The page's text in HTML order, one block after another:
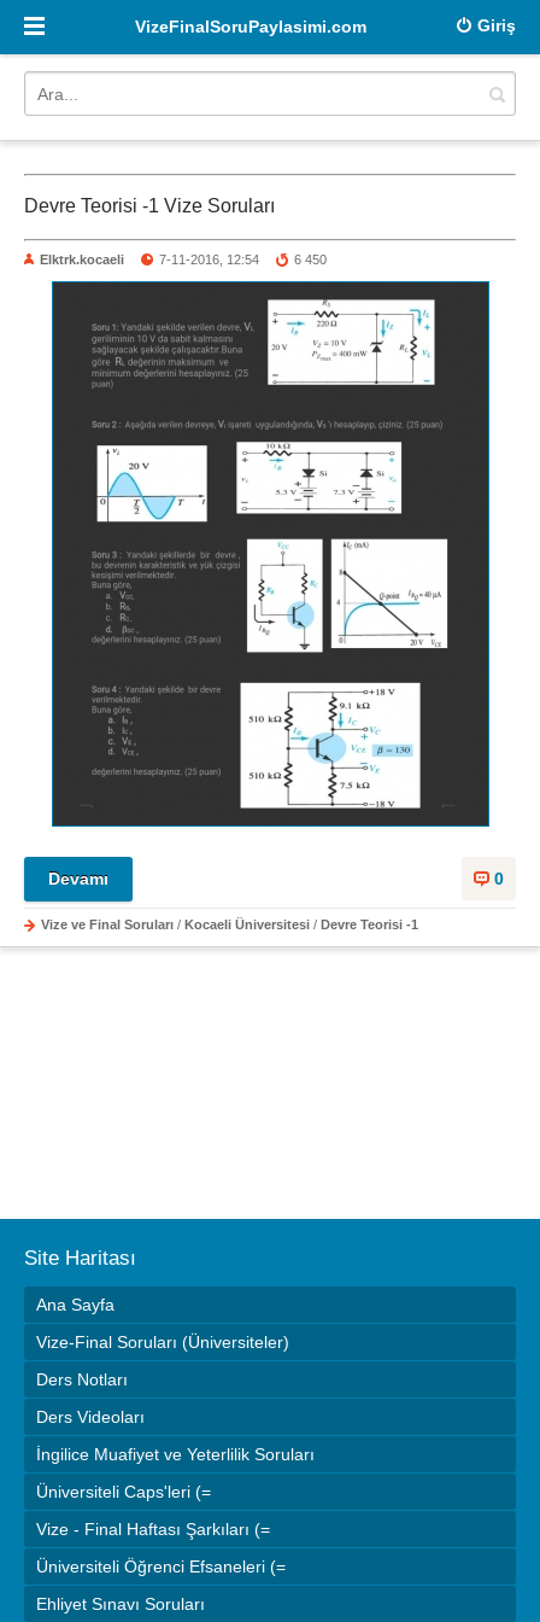
Giriş
VizeFinalSoruPaylasimi.com
Devre Teorisi -1 Vize Soruları
Elktrk.kocaeli 7-11-2016, 12:54 6 450
0
Devamı
Vize ve Final Soruları / Kocaeli Üniversitesi / Devre Teorisi -1
Site Haritası
Ana Sayfa
Vize-Final Soruları (Üniversiteler)
Ders Notları
Ders Videoları
İngilice Muafiyet ve Yeterlilik Soruları
Üniversiteli Caps'leri (=
Vize - Final Haftası Şarkıları (=
Üniversiteli Öğrenci Efsaneleri (=
Ehliyet Sınavı Soruları